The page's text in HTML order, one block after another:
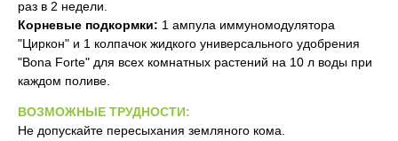
раз в 2 недели.
Корневые подкормки: 1 ампула иммуномодулятора
"Циркон" и 1 колпачок жидкого универсального удобрения
"Bona Forte" для всех комнатных растений на 10 л воды при
каждом поливе.
ВОЗМОЖНЫЕ ТРУДНОСТИ:
Не допускайте пересыхания земляного кома.